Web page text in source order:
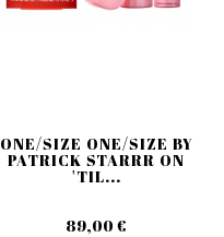
ONE/SIZE ONE/SIZE BY
PATRICK STARRR ON
'TIL...
89,00 €